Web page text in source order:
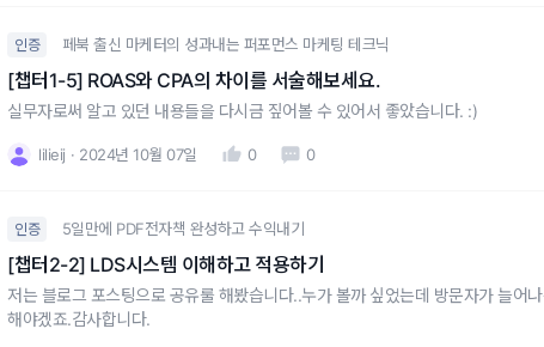
인증 페북 출신 마케터의 성과내는 퍼포먼스 마케팅 테크닉
[챕터1-5] ROAS와 CPA의 차이를 서술해보세요.
실무자로써 알고 있던 내용들을 다시금 짚어볼 수 있어서 좋았습니다. :)
lilieij 2024년 10월 07일 0 0
인증 5일만에 PDF전자책 완성하고 수익내기
[챕터2-2] LDS시스템 이해하고 적용하기
저는 블로그 포스팅으로 공유룰 해봤습니다..누가 볼까 싶었는데 방문자가 늘어
해야겠죠.감사합니다.